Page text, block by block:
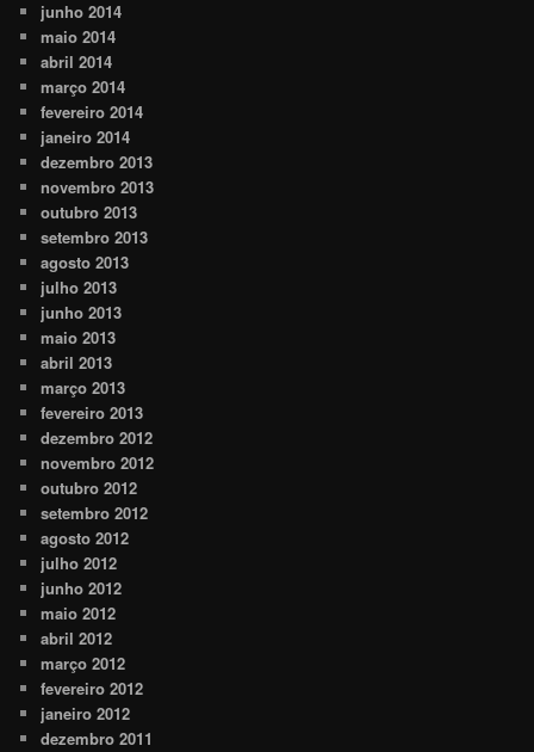
junho 2014
maio 2014
abril 2014
março 2014
fevereiro 2014
janeiro 2014
dezembro 2013
novembro 2013
outubro 2013
setembro 2013
agosto 2013
julho 2013
junho 2013
maio 2013
abril 2013
março 2013
fevereiro 2013
dezembro 2012
novembro 2012
outubro 2012
setembro 2012
agosto 2012
julho 2012
junho 2012
maio 2012
abril 2012
março 2012
fevereiro 2012
janeiro 2012
dezembro 2011